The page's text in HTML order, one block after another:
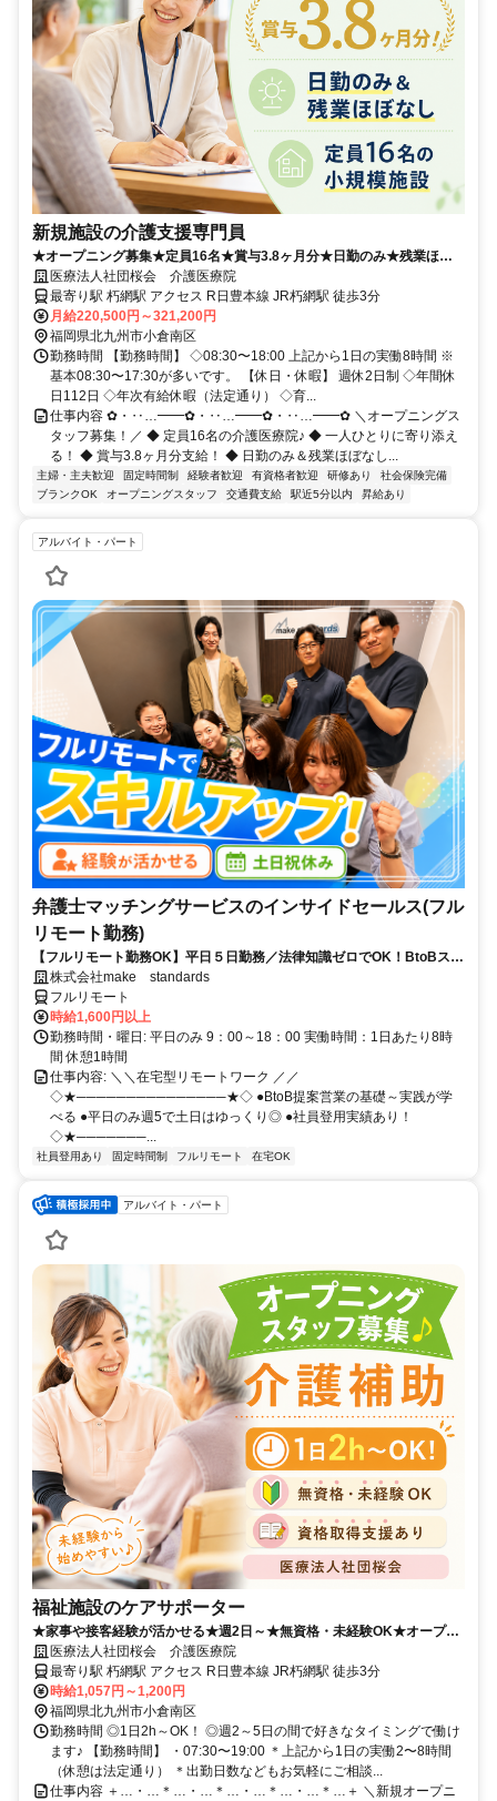
新規施設の介護支援専門員
★オープニング募集★定員16名★賞与3.8ヶ月分★日勤のみ★残業ほぼ
なし★医療法人社団桜会 介護医療院
最寄り駅 朽網駅 アクセス R日豊本線 JR朽網駅 徒歩3分
月給220,500円～321,200円
福岡県北九州市小倉南区
勤務時間 【勤務時間】 ◇08:30〜18:00 上記から1日の実働8時間 ※
基本08:30〜17:30が多いです。 【休日・休暇】 週休2日制 ◇年間休
日112日 ◇年次有給休暇（法定通り） ◇育...
仕事内容 ✿・‥…━━✿・‥…━━✿・‥…━━✿ ＼オープニングス
タッフ募集！／ ◆ 定員16名の介護医療院♪ ◆ 一人ひとりに寄り添え
る！ ◆ 賞与3.8ヶ月分支給！ ◆ 日勤のみ＆残業ほぼなし...
主婦・主夫歓迎 固定時間制 経験者歓迎 有資格者歓迎 研修あり
社会保険完備
ブランクOK
オープニングスタッフ 交通費支給 駅近5分以内 昇給あり
アルバイト・パート
弁護士マッチングサービスのインサイドセールス(フル
リモート勤務)
【フルリモート勤務OK】平日５日勤務／法律知識ゼロでOK！BtoBスキ
ルが身につく営業職
株式会社make standards
フルリモート
時給1,600円以上
勤務時間・曜日: 平日のみ 9：00～18：00 実働時間：1日あたり8時
間 休憩1時間
仕事内容: ＼＼在宅型リモートワーク ／／
◇★───────────────★◇ ●BtoB提案営業の基礎～実践が学
べる ●平日のみ週5で土日はゆっくり◎ ●社員登用実績あり！
◇★───────...
社員登用あり 固定時間制 フルリモート 在宅OK
アルバイト・パート
福祉施設のケアサポーター
★家事や接客経験が活かせる★週2日～★無資格・未経験OK★オープニ
ングスタッフ募集♪
医療法人社団桜会 介護医療院
最寄り駅 朽網駅 アクセス R日豊本線 JR朽網駅 徒歩3分
時給1,057円～1,200円
福岡県北九州市小倉南区
勤務時間 ◎1日2h～OK！ ◎週2～5日の間で好きなタイミングで働け
ます♪ 【勤務時間】 ・07:30〜19:00 ＊上記から1日の実働2〜8時間
（休憩は法定通り） ＊出勤日数などもお気軽にご相談...
仕事内容 ＋…・…＊…・…＊…・…＊…・…＊…＋ ＼新規オープニ